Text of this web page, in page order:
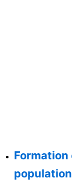
Formation